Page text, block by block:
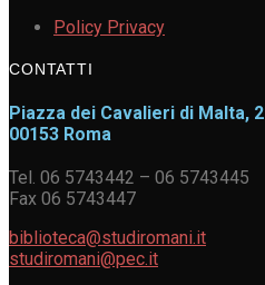
Policy Privacy
CONTATTI
Piazza dei Cavalieri di Malta, 2
00153 Roma
Tel. 06 5743442 – 06 5743445
Fax 06 5743447
biblioteca@studiromani.it
studiromani@pec.it